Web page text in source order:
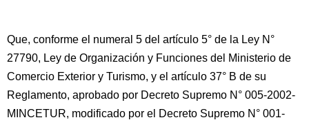
Que, conforme el numeral 5 del artículo 5° de la Ley N°
27790, Ley de Organización y Funciones del Ministerio de
Comercio Exterior y Turismo, y el artículo 37° B de su
Reglamento, aprobado por Decreto Supremo N° 005-2002-
MINCETUR, modificado por el Decreto Supremo N° 001-